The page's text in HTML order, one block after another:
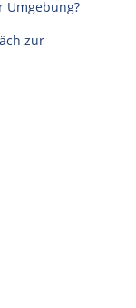
Umgebung?
zur